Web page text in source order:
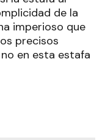
de la
imperioso que
precisos
en esta estafa